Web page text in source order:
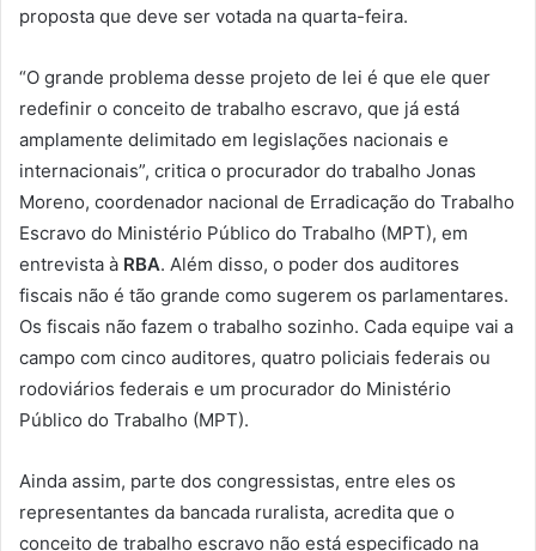
proposta que deve ser votada na quarta-feira.
“O grande problema desse projeto de lei é que ele quer
redefinir o conceito de trabalho escravo, que já está
amplamente delimitado em legislações nacionais e
internacionais”, critica o procurador do trabalho Jonas
Moreno, coordenador nacional de Erradicação do Trabalho
Escravo do Ministério Público do Trabalho (MPT), em
entrevista à RBA. Além disso, o poder dos auditores
fiscais não é tão grande como sugerem os parlamentares.
Os fiscais não fazem o trabalho sozinho. Cada equipe vai a
campo com cinco auditores, quatro policiais federais ou
rodoviários federais e um procurador do Ministério
Público do Trabalho (MPT).
Ainda assim, parte dos congressistas, entre eles os
representantes da bancada ruralista, acredita que o
conceito de trabalho escravo não está especificado na